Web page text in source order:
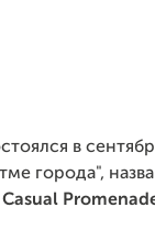
в
города",
Casual